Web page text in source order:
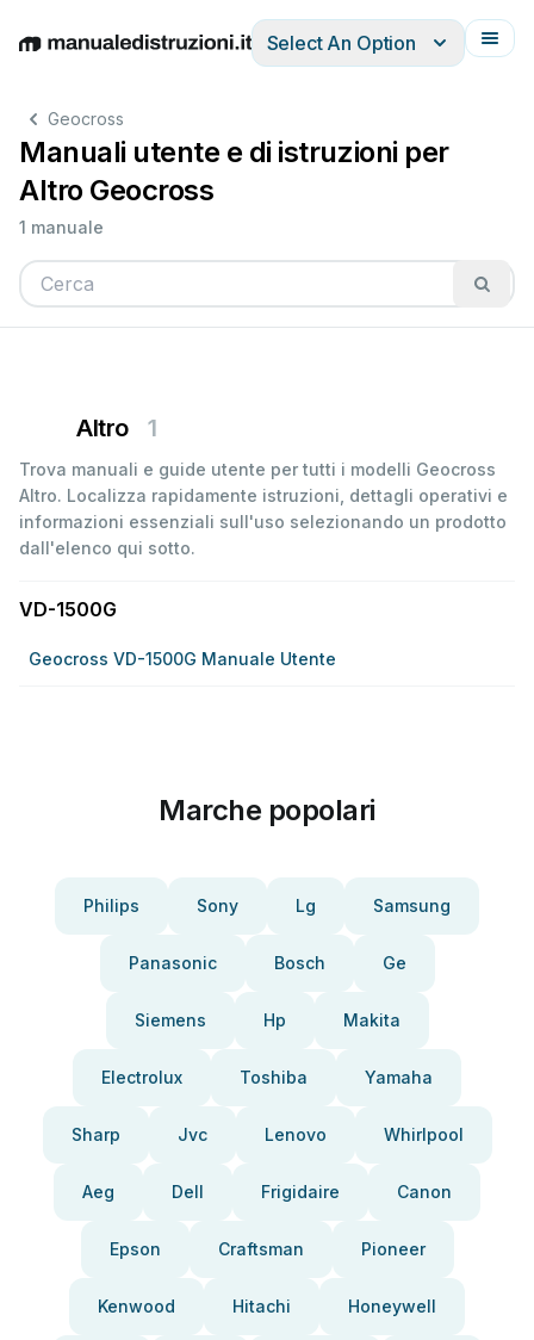
EnglishDeutschEspañolItalianoFrançais
Select An Option
Geocross
Manuali utente e di istruzioni per
Altro Geocross
1 manuale
Altro 1
Trova manuali e guide utente per tutti i modelli Geocross
Altro. Localizza rapidamente istruzioni, dettagli operativi e
informazioni essenziali sull'uso selezionando un prodotto
dall'elenco qui sotto.
VD-1500G
Geocross VD-1500G Manuale Utente
Marche popolari
Philips Sony Lg Samsung
Panasonic Bosch Ge
Siemens Hp Makita
Electrolux Toshiba Yamaha
Sharp Jvc Lenovo Whirlpool
Aeg Dell Frigidaire Canon
Epson Craftsman Pioneer
Kenwood Hitachi Honeywell